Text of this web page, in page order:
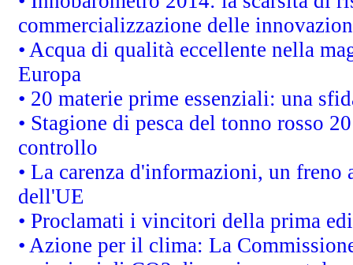
commercializzazione delle
• Acqua di qualità eccellente nella
Europa
• 20 materie prime essenziali: una
• Stagione di pesca del tonno rosso
controllo
• La carenza d'informazioni, un
dell'UE
• Proclamati i vincitori della prima
• Azione per il clima: La